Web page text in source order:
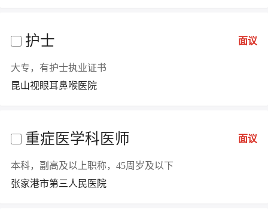
护士 面议
大专，有护士执业证书
昆山视眼耳鼻喉医院
重症医学科医师 面议
本科，副高及以上职称，45周岁及以下
张家港市第三人民医院